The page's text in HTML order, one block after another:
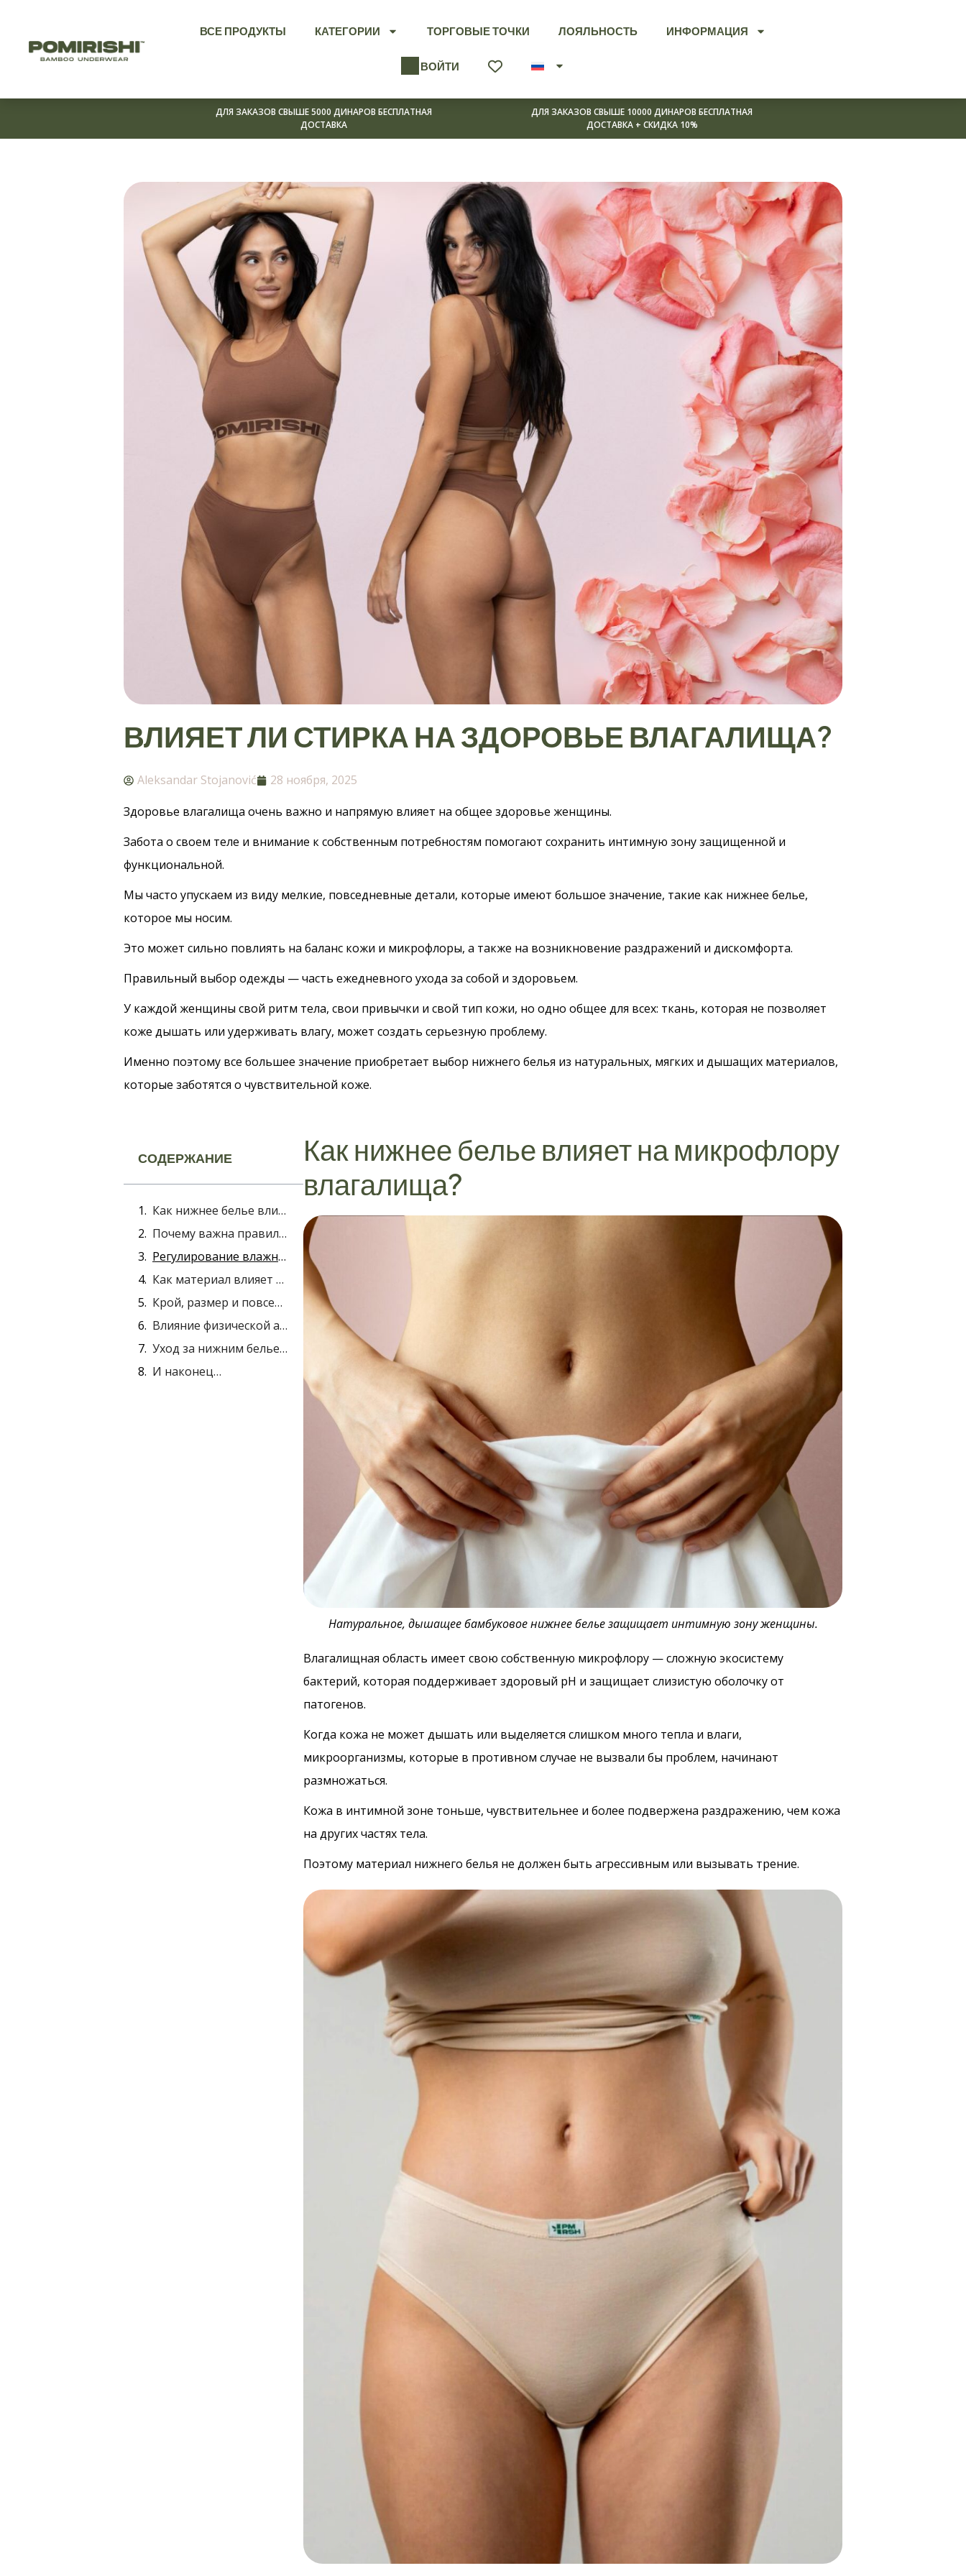
содержимому
ВСЕ ПРОДУКТЫ КАТЕГОРИИ ТОРГОВЫЕ ТОЧКИ ЛОЯЛЬНОСТЬ ИНФОРМАЦИЯ
ВОЙТИ
ДЛЯ ЗАКАЗОВ СВЫШЕ 5000 ДИНАРОВ БЕСПЛАТНАЯ
ДОСТАВКА
ДЛЯ ЗАКАЗОВ СВЫШЕ 10000 ДИНАРОВ БЕСПЛАТНАЯ
ДОСТАВКА + СКИДКА 10%
ВЛИЯЕТ ЛИ СТИРКА НА ЗДОРОВЬЕ ВЛАГАЛИЩА?
Aleksandar Stojanović
28 ноября, 2025
Здоровье влагалища очень важно и напрямую влияет на общее здоровье женщины.
Забота о своем теле и внимание к собственным потребностям помогают сохранить интимную зону защищенной и
функциональной.
Мы часто упускаем из виду мелкие, повседневные детали, которые имеют большое значение, такие как нижнее белье,
которое мы носим.
Это может сильно повлиять на баланс кожи и микрофлоры, а также на возникновение раздражений и дискомфорта.
Правильный выбор одежды — часть ежедневного ухода за собой и здоровьем.
У каждой женщины свой ритм тела, свои привычки и свой тип кожи, но одно общее для всех: ткань, которая не позволяет
коже дышать или удерживать влагу, может создать серьезную проблему.
Именно поэтому все большее значение приобретает выбор нижнего белья из натуральных, мягких и дышащих материалов,
которые заботятся о чувствительной коже.
СОДЕРЖАНИЕ
Как нижнее белье влияет на микрофлору влагалища?
Почему важна правильная воздухопроницаемость материала?
Регулирование влажности и его роль в профилактике инфекций
Как материал влияет на pH-баланс и состояние влагалища?
Крой, размер и повседневные привычки
Влияние физической активности и потоотделения
Уход за нижним бельем и почему это важно
И наконец…
Как нижнее белье влияет на микрофлору
влагалища?
Натуральное, дышащее бамбуковое нижнее белье защищает интимную зону женщины.
Влагалищная область имеет свою собственную микрофлору — сложную экосистему
бактерий, которая поддерживает здоровый pH и защищает слизистую оболочку от
патогенов.
Когда кожа не может дышать или выделяется слишком много тепла и влаги,
микроорганизмы, которые в противном случае не вызвали бы проблем, начинают
размножаться.
Кожа в интимной зоне тоньше, чувствительнее и более подвержена раздражению, чем кожа
на других частях тела.
Поэтому материал нижнего белья не должен быть агрессивным или вызывать трение.